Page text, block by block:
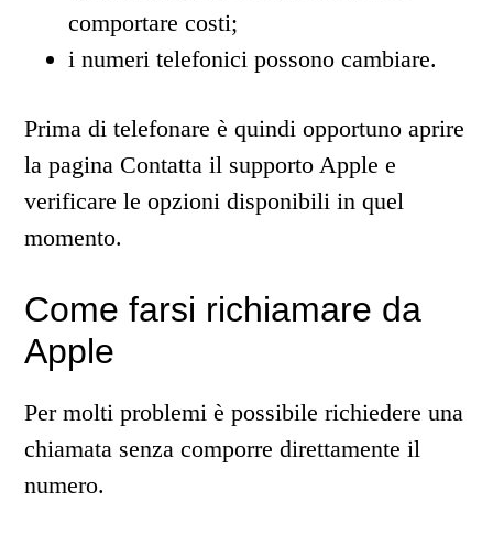
comportare costi;
i numeri telefonici possono cambiare.
Prima di telefonare è quindi opportuno aprire
la pagina Contatta il supporto Apple e
verificare le opzioni disponibili in quel
momento.
Come farsi richiamare da
Apple
Per molti problemi è possibile richiedere una
chiamata senza comporre direttamente il
numero.